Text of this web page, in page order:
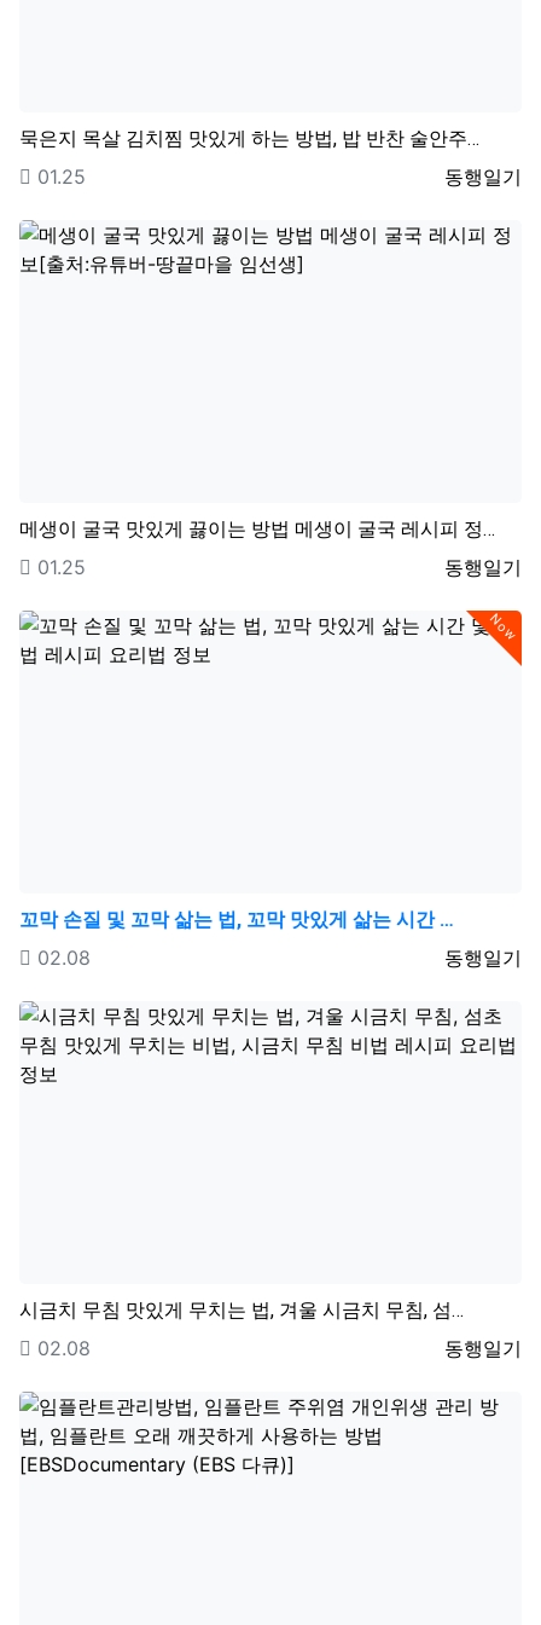
묵은지 목살 김치찜 맛있게 하는 방법, 밥 반찬 술안주…
등록자
동행일기
등록일
01.25
메생이 굴국 맛있게 끓이는 방법 메생이 굴국 레시피 정…
등록자
동행일기
등록일
01.25
Now
꼬막 손질 및 꼬막 삶는 법, 꼬막 맛있게 삶는 시간 …
등록자
동행일기
등록일
02.08
시금치 무침 맛있게 무치는 법, 겨울 시금치 무침, 섬…
등록자
동행일기
등록일
02.08